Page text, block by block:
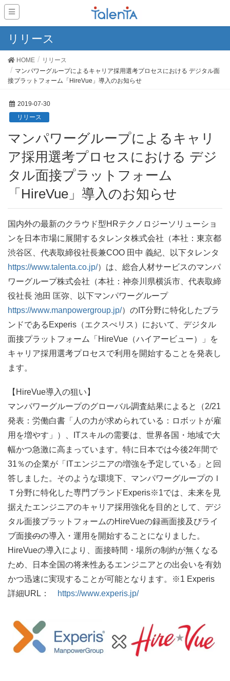
リリース
HOME
リリース
マンパワーグループによるキャリア採用選考プロセスにおける デジタル面
接プラットフォーム「HireVue」導入のお知らせ
2019-07-30
リリース
マンパワーグループによるキャリ
ア採用選考プロセスにおける デジ
タル面接プラットフォーム
「HireVue」導入のお知らせ
国内外の最新のクラウド型HRテクノロジーソリューショ
ンを日本市場に展開するタレンタ株式会社（本社：東京都
渋谷区、代表取締役社長兼COO 田中 義紀、以下タレンタ
https://www.talenta.co.jp/）は、総合人材サービスのマンパ
ワーグループ株式会社（本社：神奈川県横浜市、代表取締
役社長 池田 匡弥、以下マンパワーグループ
https://www.manpowergroup.jp/）のIT分野に特化したブラ
ンドであるExperis（エクスぺリス）において、デジタル
面接プラットフォーム「HireVue（ハイアービュー）」を
キャリア採用選考プロセスで利用を開始することを発表し
ます。
【HireVue導入の狙い】
マンパワーグループのグローバル調査結果によると（2/21
発表：労働白書「人の力が求められている：ロボットが雇
用を増やす」）、ITスキルの需要は、世界各国・地域で大
幅かつ急激に高まっています。特に日本では今後2年間で
31％の企業が「ITエンジニアの増強を予定している」と回
答しました。そのような環境下、マンパワーグループのＩ
Ｔ分野に特化した専門ブランドExperis※1では、未来を見
据えたエンジニアのキャリア採用強化を目的として、デジ
タル面接プラットフォームのHireVueの録画面接及びライ
ブ面接のの導入・運用を開始することになりました。
HireVueの導入により、面接時間・場所の制約が無くなる
ため、日本全国の将来性あるエンジニアとの出会いを有効
かつ迅速に実現することが可能となります。※1 Experis
詳細URL：
https://www.experis.jp/